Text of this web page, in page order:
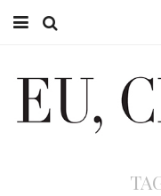
EU CLÁUDIO